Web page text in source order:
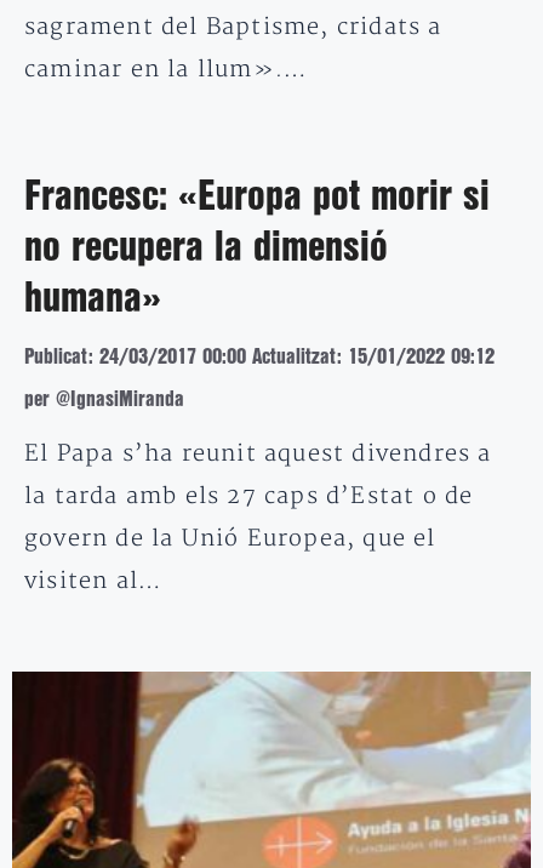
sagrament del Baptisme, cridats a
caminar en la llum».…
Francesc: «Europa pot morir si
no recupera la dimensió
humana»
Publicat: 24/03/2017 00:00 Actualitzat: 15/01/2022 09:12
per @IgnasiMiranda
El Papa s’ha reunit aquest divendres a
la tarda amb els 27 caps d’Estat o de
govern de la Unió Europea, que el
visiten al…